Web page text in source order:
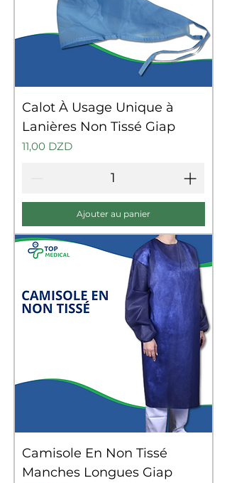
Calot À Usage Unique à
Lanières Non Tissé Giap
Prix
11,00 DZD
Ajouter au panier
Camisole En Non Tissé
Manches Longues Giap